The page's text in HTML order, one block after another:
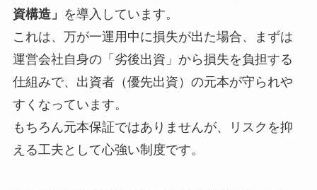
資構造」 を導入しています。
これは、万が一運用中に損失が出た場合、まずは
運営会社自身の「劣後出資」から損失を負担する
仕組みで、出資者（優先出資）の元本が守られや
すくなっています。
もちろん元本保証ではありませんが、リスクを抑
える工夫として心強い制度です。